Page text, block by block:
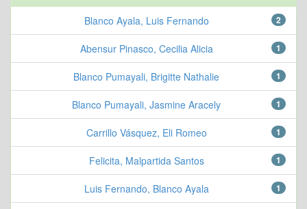
2
Blanco Ayala, Luis Fernando
1
Abensur Pinasco, Cecilia Alicia
1
Blanco Pumayali, Brigitte Nathalie
1
Blanco Pumayali, Jasmine Aracely
1
Carrillo Vásquez, Eli Romeo
1
Felicita, Malpartida Santos
1
Luis Fernando, Blanco Ayala